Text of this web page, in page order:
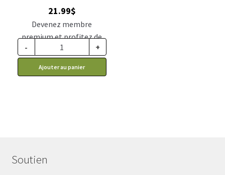
Multivet, Petsafe
21.99$
Devenez membre
premium et profitez de
ce prix rabais : 18.14$ CA
- +
Ajouter au panier
Soutien